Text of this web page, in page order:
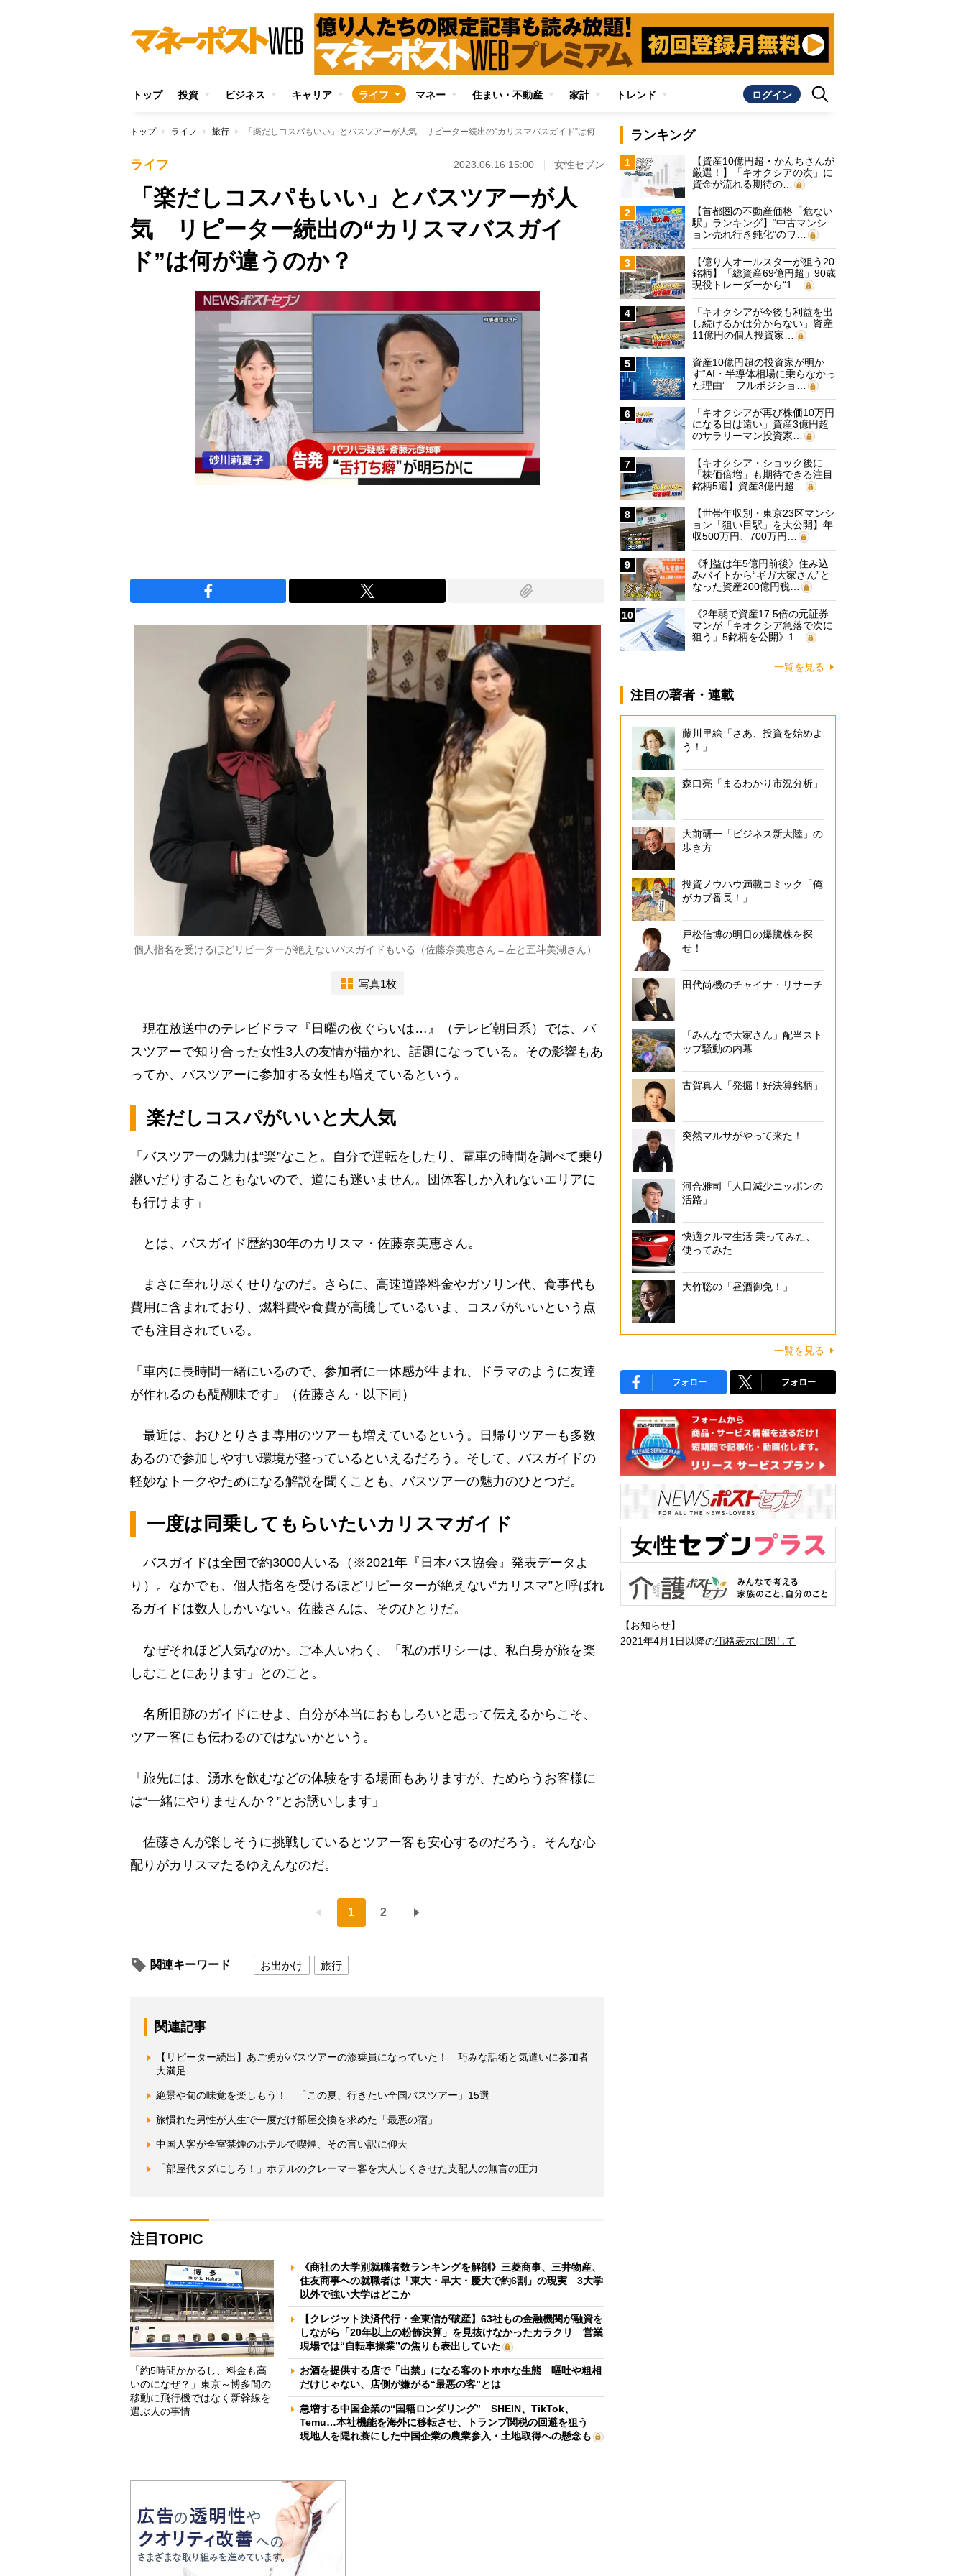
トップ 投資 ビジネス キャリア ライフ マネー 住まい・不動産 家計 トレンド ログイン
トップ ライフ 旅行 「楽だしコスパもいい」とバスツアーが人気 リピーター続出の“カリスマバスガイド”は何が違うのか？
ライフ 2023.06.16 15:00 女性セブン
「楽だしコスパもいい」とバスツアーが人
気 リピーター続出の“カリスマバスガイ
ド”は何が違うのか？
個人指名を受けるほどリピーターが絶えないバスガイドもいる（佐藤奈美恵さん＝左と五斗美湖さん）
写真1枚
現在放送中のテレビドラマ『日曜の夜ぐらいは…』（テレビ朝日系）では、バ
スツアーで知り合った女性3人の友情が描かれ、話題になっている。その影響もあ
ってか、バスツアーに参加する女性も増えているという。
楽だしコスパがいいと大人気
「バスツアーの魅力は“楽”なこと。自分で運転をしたり、電車の時間を調べて乗り
継いだりすることもないので、道にも迷いません。団体客しか入れないエリアに
も行けます」
とは、バスガイド歴約30年のカリスマ・佐藤奈美恵さん。
まさに至れり尽くせりなのだ。さらに、高速道路料金やガソリン代、食事代も
費用に含まれており、燃料費や食費が高騰しているいま、コスパがいいという点
でも注目されている。
「車内に長時間一緒にいるので、参加者に一体感が生まれ、ドラマのように友達
が作れるのも醍醐味です」（佐藤さん・以下同）
最近は、おひとりさま専用のツアーも増えているという。日帰りツアーも多数
あるので参加しやすい環境が整っているといえるだろう。そして、バスガイドの
軽妙なトークやためになる解説を聞くことも、バスツアーの魅力のひとつだ。
一度は同乗してもらいたいカリスマガイド
バスガイドは全国で約3000人いる（※2021年『日本バス協会』発表データよ
り）。なかでも、個人指名を受けるほどリピーターが絶えない“カリスマ”と呼ばれ
るガイドは数人しかいない。佐藤さんは、そのひとりだ。
なぜそれほど人気なのか。ご本人いわく、「私のポリシーは、私自身が旅を楽
しむことにあります」とのこと。
名所旧跡のガイドにせよ、自分が本当におもしろいと思って伝えるからこそ、
ツアー客にも伝わるのではないかという。
「旅先には、湧水を飲むなどの体験をする場面もありますが、ためらうお客様に
は“一緒にやりませんか？”とお誘いします」
佐藤さんが楽しそうに挑戦しているとツアー客も安心するのだろう。そんな心
配りがカリスマたるゆえんなのだ。
1 2
関連キーワード お出かけ 旅行
関連記事
【リピーター続出】あご勇がバスツアーの添乗員になっていた！ 巧みな話術と気遣いに参加者
大満足
絶景や旬の味覚を楽しもう！ 「この夏、行きたい全国バスツアー」15選
旅慣れた男性が人生で一度だけ部屋交換を求めた「最悪の宿」
中国人客が全室禁煙のホテルで喫煙、その言い訳に仰天
「部屋代タダにしろ！」ホテルのクレーマー客を大人しくさせた支配人の無言の圧力
注目TOPIC
「約5時間かかるし、料金も高
いのになぜ？」東京～博多間の
移動に飛行機ではなく新幹線を
選ぶ人の事情
《商社の大学別就職者数ランキングを解剖》三菱商事、三井物産、
住友商事への就職者は「東大・早大・慶大で約6割」の現実 3大学
以外で強い大学はどこか
【クレジット決済代行・全東信が破産】63社もの金融機関が融資を
しながら「20年以上の粉飾決算」を見抜けなかったカラクリ 営業
現場では“自転車操業”の焦りも表出していた
お酒を提供する店で「出禁」になる客のトホホな生態 嘔吐や粗相
だけじゃない、店側が嫌がる“最悪の客”とは
急増する中国企業の“国籍ロンダリング” SHEIN、TikTok、
Temu…本社機能を海外に移転させ、トランプ関税の回避を狙う
現地人を隠れ蓑にした中国企業の農業参入・土地取得への懸念も
ランキング
1
【資産10億円超・かんちさんが
厳選！】「キオクシアの次」に
資金が流れる期待の…
2
【首都圏の不動産価格「危ない
駅」ランキング】“中古マンシ
ョン売れ行き鈍化”のワ…
3
【億り人オールスターが狙う20
銘柄】「総資産69億円超」90歳
現役トレーダーから“1…
4
「キオクシアが今後も利益を出
し続けるかは分からない」資産
11億円の個人投資家…
5
資産10億円超の投資家が明か
す“AI・半導体相場に乗らなかっ
た理由” フルポジショ…
6
「キオクシアが再び株価10万円
になる日は遠い」資産3億円超
のサラリーマン投資家…
7
【キオクシア・ショック後に
「株価倍増」も期待できる注目
銘柄5選】資産3億円超…
8
【世帯年収別・東京23区マンシ
ョン「狙い目駅」を大公開】年
収500万円、700万円…
9
《利益は年5億円前後》住み込
みバイトから“ギガ大家さん”と
なった資産200億円税…
10
《2年弱で資産17.5倍の元証券
マンが「キオクシア急落で次に
狙う」5銘柄を公開》1…
一覧を見る
注目の著者・連載
藤川里絵「さあ、投資を始めよ
う！」
森口亮「まるわかり市況分析」
大前研一「ビジネス新大陸」の
歩き方
投資ノウハウ満載コミック「俺
がカブ番長！」
戸松信博の明日の爆騰株を探
せ！
田代尚機のチャイナ・リサーチ
「みんなで大家さん」配当スト
ップ騒動の内幕
古賀真人「発掘！好決算銘柄」
突然マルサがやって来た！
河合雅司「人口減少ニッポンの
活路」
快適クルマ生活 乗ってみた、
使ってみた
大竹聡の「昼酒御免！」
一覧を見る
フォロー フォロー
【お知らせ】
2021年4月1日以降の価格表示に関して